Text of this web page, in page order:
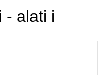
- alati i